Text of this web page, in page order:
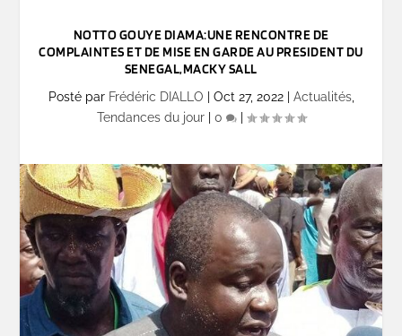
NOTTO GOUYE DIAMA:UNE RENCONTRE DE
COMPLAINTES ET DE MISE EN GARDE AU PRESIDENT DU
SENEGAL,MACKY SALL
Posté par Frédéric DIALLO Oct 27, 2022| Actualités,
Tendances du jour| 0 |